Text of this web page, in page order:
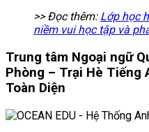
>> Đọc thêm: Lớp học
niềm vui học tập và
Trung tâm Ngoại ngữ
Phòng – Trại Hè Tiếng
Toàn Diện